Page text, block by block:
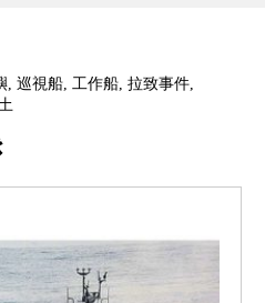
,巡視船,工作船,拉致事件,